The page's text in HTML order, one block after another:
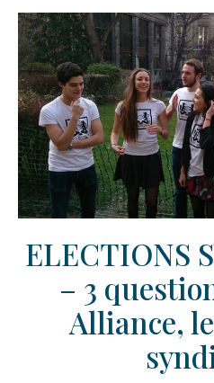
ELECTIONS
– 3
Alliance,